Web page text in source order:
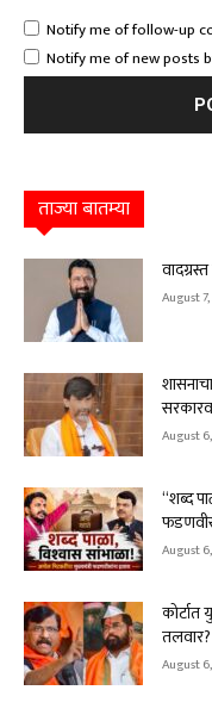
Notify me of follow-up
Notify me of new posts
ताज्या बातम्या
August
August
“शब्द
August
कोर्टात
तलवार?
August